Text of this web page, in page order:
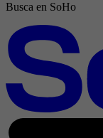
Busca en SoHo